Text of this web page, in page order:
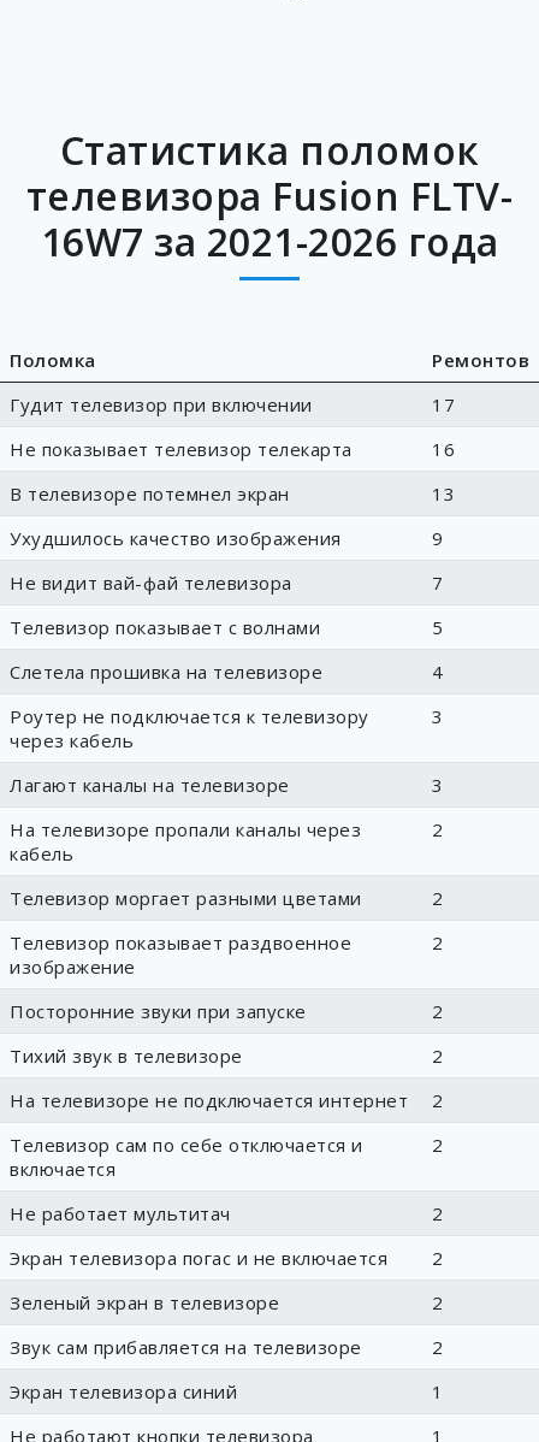
Статистика поломок
телевизора Fusion FLTV-
16W7 за 2021-2026 года
Поломка
Ремонтов
Гудит телевизор при включении
17
Не показывает телевизор телекарта
16
В телевизоре потемнел экран
13
Ухудшилось качество изображения
9
Не видит вай-фай телевизора
7
Телевизор показывает с волнами
5
Слетела прошивка на телевизоре
4
Роутер не подключается к телевизору
через кабель
3
Лагают каналы на телевизоре
3
На телевизоре пропали каналы через
кабель
2
Телевизор моргает разными цветами
2
Телевизор показывает раздвоенное
изображение
2
Посторонние звуки при запуске
2
Тихий звук в телевизоре
2
На телевизоре не подключается интернет
2
Телевизор сам по себе отключается и
включается
2
Не работает мультитач
2
Экран телевизора погас и не включается
2
Зеленый экран в телевизоре
2
Звук сам прибавляется на телевизоре
2
Экран телевизора синий
1
Не работают кнопки телевизора
1